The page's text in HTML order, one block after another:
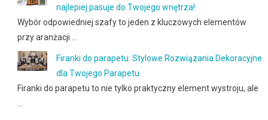
najlepiej pasuje do Twojego wnętrza!
Wybór odpowiedniej szafy to jeden z kluczowych elementów
przy aranżacji …
Firanki do parapetu: Stylowe Rozwiązania Dekoracyjne
dla Twojego Parapetu
Firanki do parapetu to nie tylko praktyczny element wystroju, ale
…